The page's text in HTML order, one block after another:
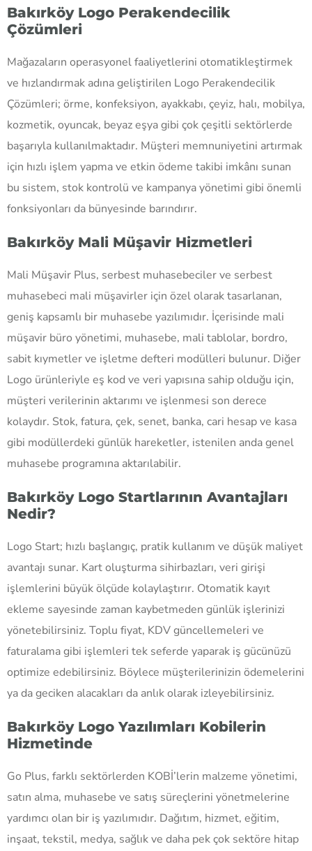
Bakırköy Logo Perakendecilik
Çözümleri
Mağazaların operasyonel faaliyetlerini otomatikleştirmek
ve hızlandırmak adına geliştirilen Logo Perakendecilik
Çözümleri; örme, konfeksiyon, ayakkabı, çeyiz, halı, mobilya,
kozmetik, oyuncak, beyaz eşya gibi çok çeşitli sektörlerde
başarıyla kullanılmaktadır. Müşteri memnuniyetini artırmak
için hızlı işlem yapma ve etkin ödeme takibi imkânı sunan
bu sistem, stok kontrolü ve kampanya yönetimi gibi önemli
fonksiyonları da bünyesinde barındırır.
Bakırköy Mali Müşavir Hizmetleri
Mali Müşavir Plus, serbest muhasebeciler ve serbest
muhasebeci mali müşavirler için özel olarak tasarlanan,
geniş kapsamlı bir muhasebe yazılımıdır. İçerisinde mali
müşavir büro yönetimi, muhasebe, mali tablolar, bordro,
sabit kıymetler ve işletme defteri modülleri bulunur. Diğer
Logo ürünleriyle eş kod ve veri yapısına sahip olduğu için,
müşteri verilerinin aktarımı ve işlenmesi son derece
kolaydır. Stok, fatura, çek, senet, banka, cari hesap ve kasa
gibi modüllerdeki günlük hareketler, istenilen anda genel
muhasebe programına aktarılabilir.
Bakırköy Logo Startlarının Avantajları
Nedir?
Logo Start; hızlı başlangıç, pratik kullanım ve düşük maliyet
avantajı sunar. Kart oluşturma sihirbazları, veri girişi
işlemlerini büyük ölçüde kolaylaştırır. Otomatik kayıt
ekleme sayesinde zaman kaybetmeden günlük işlerinizi
yönetebilirsiniz. Toplu fiyat, KDV güncellemeleri ve
faturalama gibi işlemleri tek seferde yaparak iş gücünüzü
optimize edebilirsiniz. Böylece müşterilerinizin ödemelerini
ya da geciken alacakları da anlık olarak izleyebilirsiniz.
Bakırköy Logo Yazılımları Kobilerin
Hizmetinde
Go Plus, farklı sektörlerden KOBİ’lerin malzeme yönetimi,
satın alma, muhasebe ve satış süreçlerini yönetmelerine
yardımcı olan bir iş yazılımıdır. Dağıtım, hizmet, eğitim,
inşaat, tekstil, medya, sağlık ve daha pek çok sektöre hitap